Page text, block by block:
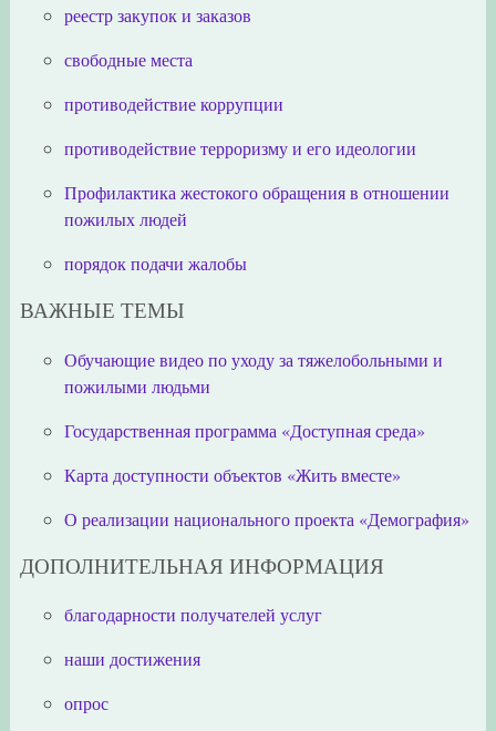
реестр закупок и заказов
свободные места
противодействие коррупции
противодействие терроризму и его идеологии
Профилактика жестокого обращения в отношении
пожилых людей
порядок подачи жалобы
ВАЖНЫЕ ТЕМЫ
Обучающие видео по уходу за тяжелобольными и
пожилыми людьми
Государственная программа «Доступная среда»
Карта доступности объектов «Жить вместе»
О реализации национального проекта «Демография»
ДОПОЛНИТЕЛЬНАЯ ИНФОРМАЦИЯ
благодарности получателей услуг
наши достижения
опрос